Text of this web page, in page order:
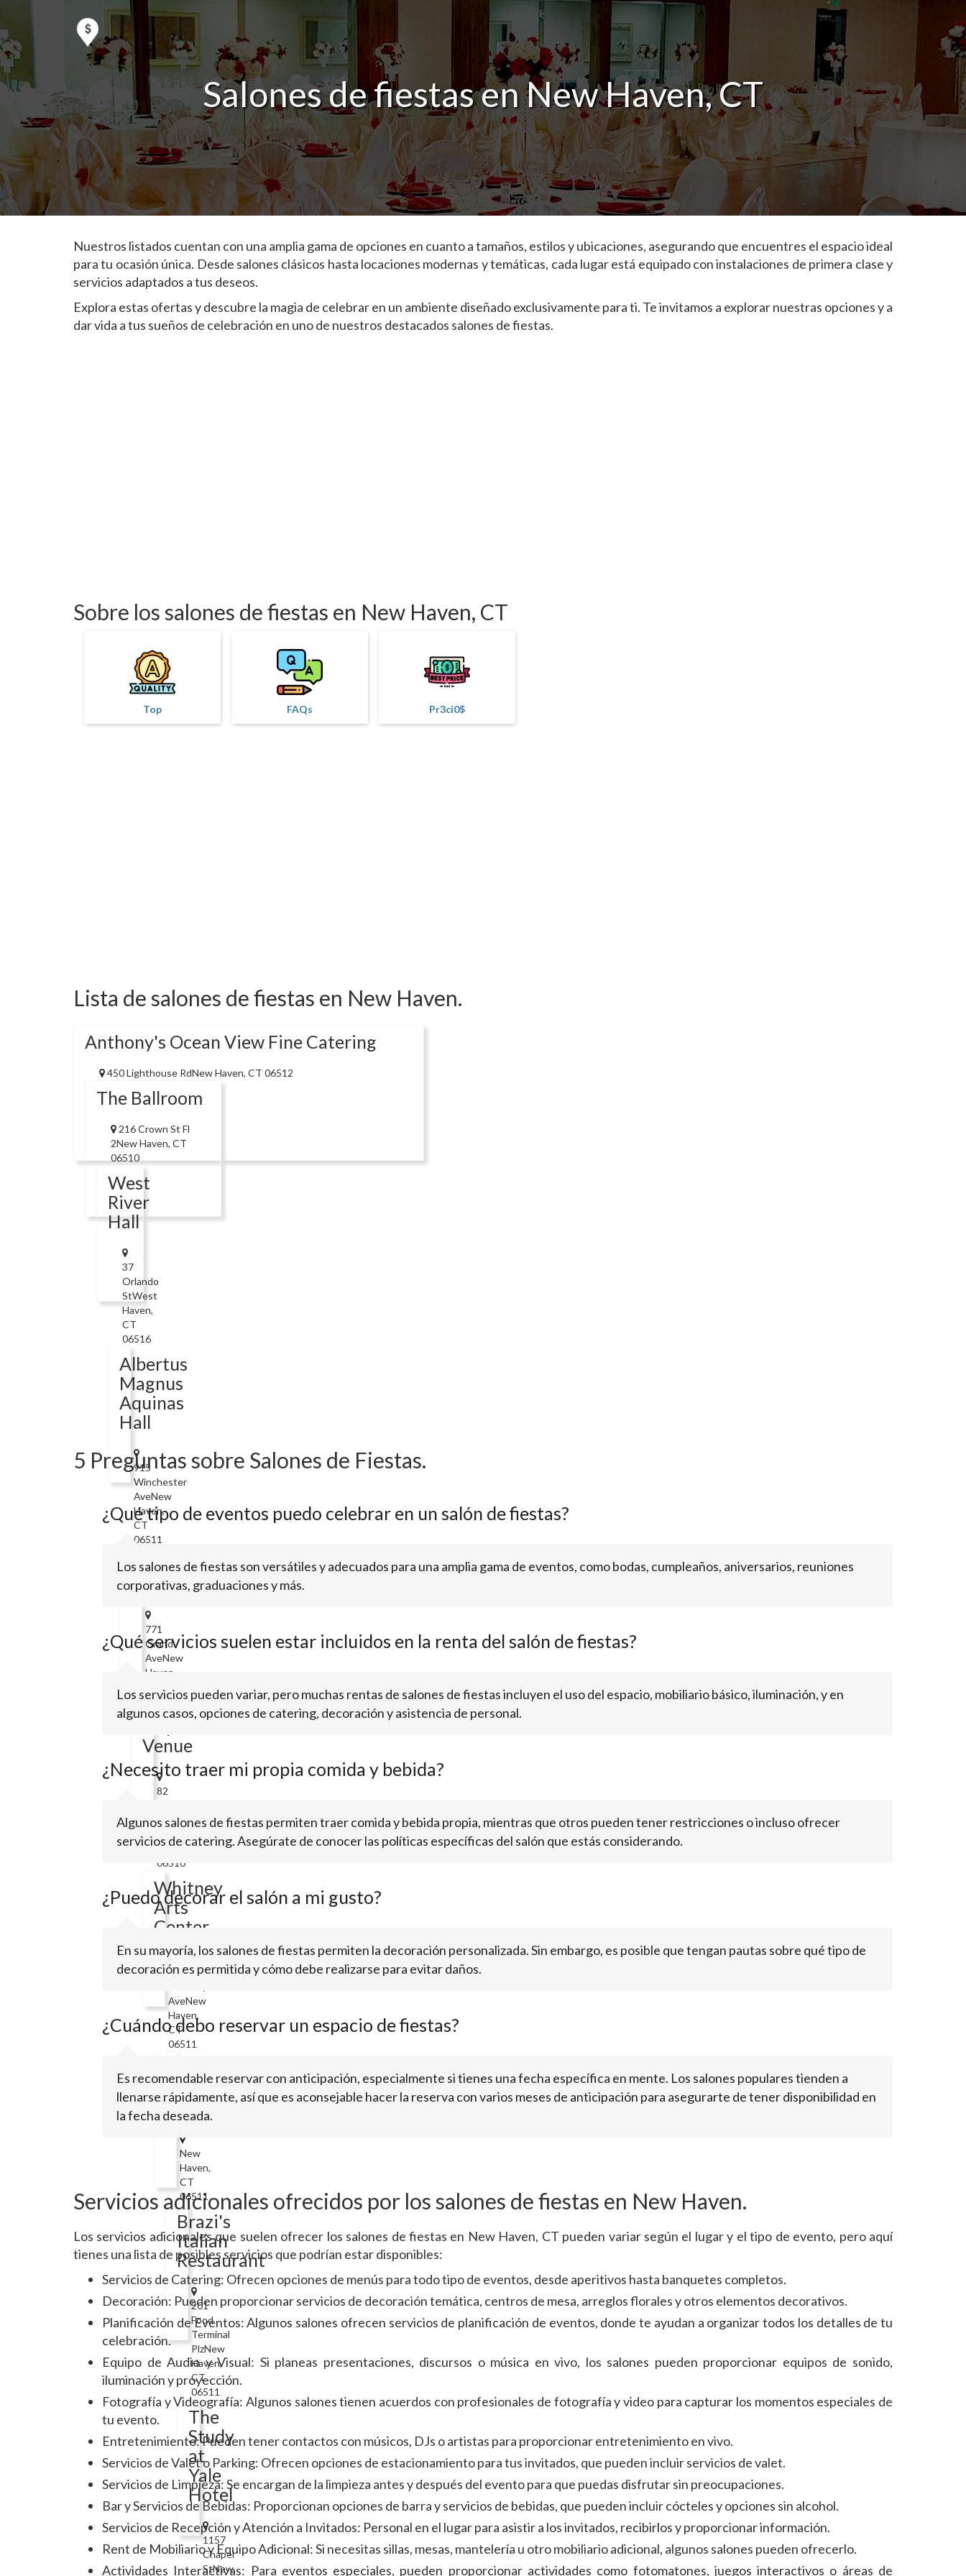
Salones de fiestas en New Haven, CT
Nuestros listados cuentan con una amplia gama de opciones en cuanto a tamaños, estilos y ubicaciones, asegurando que encuentres el espacio ideal
para tu ocasión única. Desde salones clásicos hasta locaciones modernas y temáticas, cada lugar está equipado con instalaciones de primera clase y
servicios adaptados a tus deseos.
Explora estas ofertas y descubre la magia de celebrar en un ambiente diseñado exclusivamente para ti. Te invitamos a explorar nuestras opciones y a
dar vida a tus sueños de celebración en uno de nuestros destacados salones de fiestas.
Sobre los salones de fiestas en New Haven, CT
Top FAQs Pr3ci0$
Lista de salones de fiestas en New Haven.
Anthony's Ocean View Fine Catering
450 Lighthouse RdNew Haven, CT 06512
The Ballroom
216 Crown St Fl
2New Haven, CT
06510
West
River
Hall
37
Orlando
StWest
Haven,
CT
06516
Albertus
Magnus
Aquinas
Hall
915
Winchester
AveNew
Haven,
CT
06511
Adriana
Restaurant
771
Grand
AveNew
Haven,
06511
Inspired
Venue
82
StNew
Haven,
CT
06510
Whitney
Arts
Center
591
AveNew
Haven,
CT
06511
Whitney
Arts
Center
New
Haven,
CT
06511
Brazi's
Italian
Restaurant
201
Food
Terminal
PlzNew
Haven,
CT
06511
The
Study
at
Yale
Hotel
1157
Chapel
StNew
5 Preguntas sobre Salones de Fiestas.
¿Qué tipo de eventos puedo celebrar en un salón de fiestas?
Los salones de fiestas son versátiles y adecuados para una amplia gama de eventos, como bodas, cumpleaños, aniversarios, reuniones
corporativas, graduaciones y más.
¿Qué servicios suelen estar incluidos en la renta del salón de fiestas?
Los servicios pueden variar, pero muchas rentas de salones de fiestas incluyen el uso del espacio, mobiliario básico, iluminación, y en
algunos casos, opciones de catering, decoración y asistencia de personal.
¿Necesito traer mi propia comida y bebida?
Algunos salones de fiestas permiten traer comida y bebida propia, mientras que otros pueden tener restricciones o incluso ofrecer
servicios de catering. Asegúrate de conocer las políticas específicas del salón que estás considerando.
¿Puedo decorar el salón a mi gusto?
En su mayoría, los salones de fiestas permiten la decoración personalizada. Sin embargo, es posible que tengan pautas sobre qué tipo de
decoración es permitida y cómo debe realizarse para evitar daños.
¿Cuándo debo reservar un espacio de fiestas?
Es recomendable reservar con anticipación, especialmente si tienes una fecha específica en mente. Los salones populares tienden a
llenarse rápidamente, así que es aconsejable hacer la reserva con varios meses de anticipación para asegurarte de tener disponibilidad en
la fecha deseada.
Servicios adicionales ofrecidos por los salones de fiestas en New Haven.
Los servicios adicionales que suelen ofrecer los salones de fiestas en New Haven, CT pueden variar según el lugar y el tipo de evento, pero aquí
tienes una lista de posibles servicios que podrían estar disponibles:
Servicios de Catering: Ofrecen opciones de menús para todo tipo de eventos, desde aperitivos hasta banquetes completos.
Decoración: Pueden proporcionar servicios de decoración temática, centros de mesa, arreglos florales y otros elementos decorativos.
Planificación de Eventos: Algunos salones ofrecen servicios de planificación de eventos, donde te ayudan a organizar todos los detalles de tu
celebración.
Equipo de Audio y Visual: Si planeas presentaciones, discursos o música en vivo, los salones pueden proporcionar equipos de sonido,
iluminación y proyección.
Fotografía y Videografía: Algunos salones tienen acuerdos con profesionales de fotografía y video para capturar los momentos especiales de
tu evento.
Entretenimiento: Pueden tener contactos con músicos, DJs o artistas para proporcionar entretenimiento en vivo.
Servicios de Valet o Parking: Ofrecen opciones de estacionamiento para tus invitados, que pueden incluir servicios de valet.
Servicios de Limpieza: Se encargan de la limpieza antes y después del evento para que puedas disfrutar sin preocupaciones.
Bar y Servicios de Bebidas: Proporcionan opciones de barra y servicios de bebidas, que pueden incluir cócteles y opciones sin alcohol.
Servicios de Recepción y Atención a Invitados: Personal en el lugar para asistir a los invitados, recibirlos y proporcionar información.
Rent de Mobiliario y Equipo Adicional: Si necesitas sillas, mesas, mantelería u otro mobiliario adicional, algunos salones pueden ofrecerlo.
Actividades Interactivas: Para eventos especiales, pueden proporcionar actividades como fotomatones, juegos interactivos o áreas de